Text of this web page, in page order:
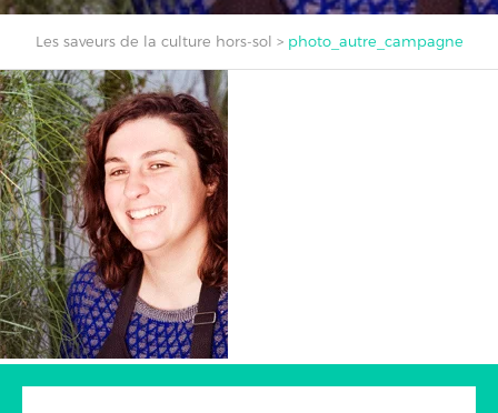
Les saveurs de la culture hors-sol > photo_autre_campagne